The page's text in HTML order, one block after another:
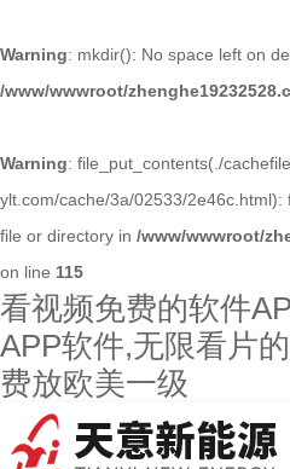
Warning: mkdir(): No space left on
/www/wwwroot/
Warning: file_put_contents(./
ylt.com/cache/3a/02533/
file or directory in /www/wwwroot/
on line 115
看视频免费的软件
APP软件,无限看片
费放欧美一级
关于看视频免费的软件APP
主营产品
人才招聘
新闻资讯
联系看视频免费的软件APP